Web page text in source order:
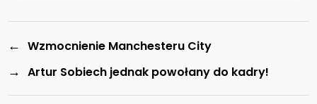
← Wzmocnienie Manchesteru City
→ Artur Sobiech jednak powołany do kadry!